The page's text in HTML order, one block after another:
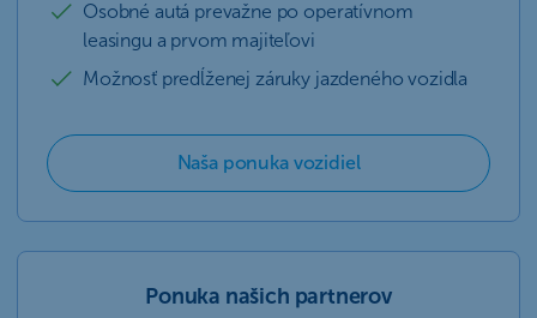
Osobné autá prevažne po operatívnom
leasingu a prvom majiteľovi
Možnosť predĺženej záruky jazdeného vozidla
Naša ponuka vozidiel
Ponuka našich partnerov